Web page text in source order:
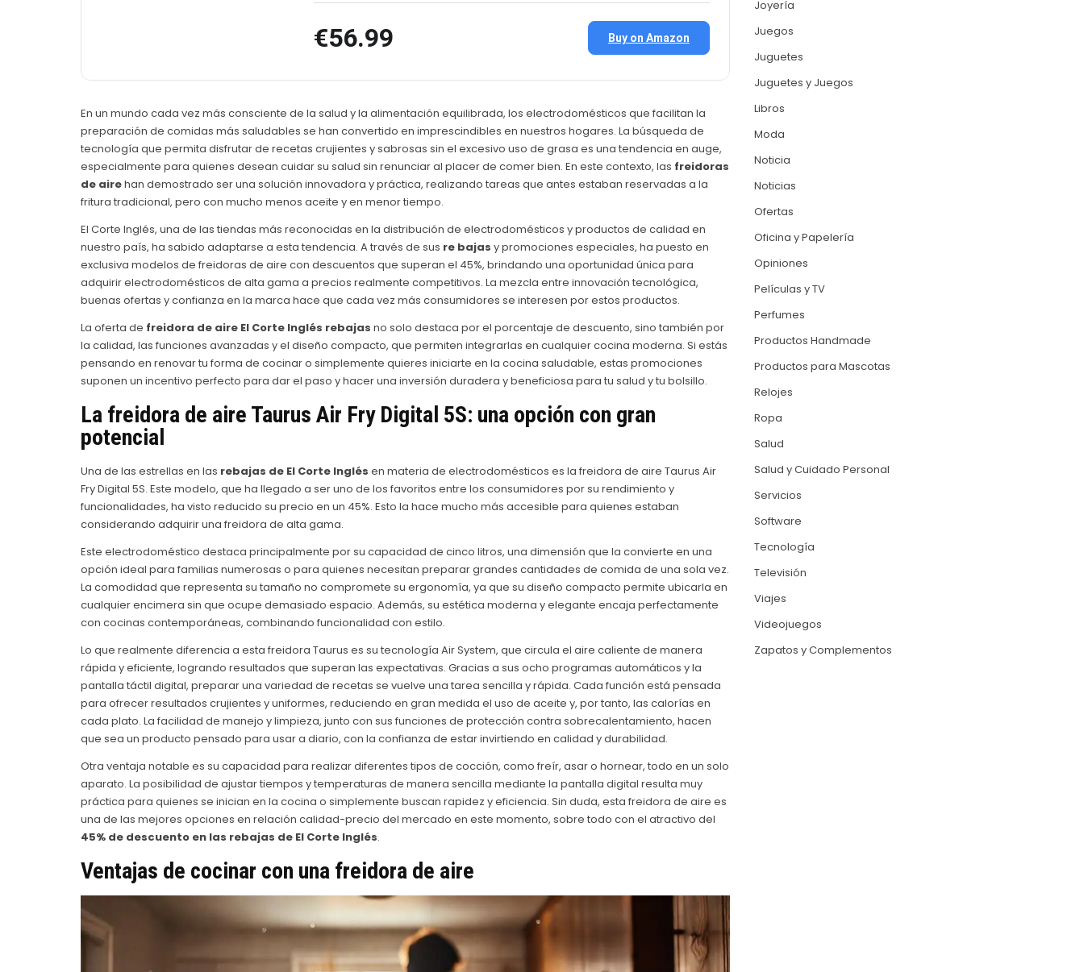
€56.99 Buy on Amazon
En un mundo cada vez más consciente de la salud y la alimentación equilibrada, los electrodomésticos que facilitan la
preparación de comidas más saludables se han convertido en imprescindibles en nuestros hogares. La búsqueda de
tecnología que permita disfrutar de recetas crujientes y sabrosas sin el excesivo uso de grasa es una tendencia en auge,
especialmente para quienes desean cuidar su salud sin renunciar al placer de comer bien. En este contexto, las freidoras
de airehan demostrado ser una solución innovadora y práctica, realizando tareas que antes estaban reservadas a la
fritura tradicional, pero con mucho menos aceite y en menor tiempo.
El Corte Inglés, una de las tiendas más reconocidas en la distribución de electrodomésticos y productos de calidad en
nuestro país, ha sabido adaptarse a esta tendencia. A través de sus re bajas y promociones especiales, ha puesto en
exclusiva modelos de freidoras de aire con descuentos que superan el 45%, brindando una oportunidad única para
adquirir electrodomésticos de alta gama a precios realmente competitivos. La mezcla entre innovación tecnológica,
buenas ofertas y confianza en la marca hace que cada vez más consumidores se interesen por estos productos.
La oferta de freidora de aire El Corte Inglés rebajas no solo destaca por el porcentaje de descuento, sino también por
la calidad, las funciones avanzadas y el diseño compacto, que permiten integrarlas en cualquier cocina moderna. Si estás
pensando en renovar tu forma de cocinar o simplemente quieres iniciarte en la cocina saludable, estas promociones
suponen un incentivo perfecto para dar el paso y hacer una inversión duradera y beneficiosa para tu salud y tu bolsillo.
La freidora de aire Taurus Air Fry Digital 5S: una opción con gran
potencial
Una de las estrellas en las rebajas de El Corte Inglés en materia de electrodomésticos es la freidora de aire Taurus Air
Fry Digital 5S. Este modelo, que ha llegado a ser uno de los favoritos entre los consumidores por su rendimiento y
funcionalidades, ha visto reducido su precio en un 45%. Esto la hace mucho más accesible para quienes estaban
considerando adquirir una freidora de alta gama.
Este electrodoméstico destaca principalmente por su capacidad de cinco litros, una dimensión que la convierte en una
opción ideal para familias numerosas o para quienes necesitan preparar grandes cantidades de comida de una sola vez.
La comodidad que representa su tamaño no compromete su ergonomía, ya que su diseño compacto permite ubicarla en
cualquier encimera sin que ocupe demasiado espacio. Además, su estética moderna y elegante encaja perfectamente
con cocinas contemporáneas, combinando funcionalidad con estilo.
Lo que realmente diferencia a esta freidora Taurus es su tecnología Air System, que circula el aire caliente de manera
rápida y eficiente, logrando resultados que superan las expectativas. Gracias a sus ocho programas automáticos y la
pantalla táctil digital, preparar una variedad de recetas se vuelve una tarea sencilla y rápida. Cada función está pensada
para ofrecer resultados crujientes y uniformes, reduciendo en gran medida el uso de aceite y, por tanto, las calorías en
cada plato. La facilidad de manejo y limpieza, junto con sus funciones de protección contra sobrecalentamiento, hacen
que sea un producto pensado para usar a diario, con la confianza de estar invirtiendo en calidad y durabilidad.
Otra ventaja notable es su capacidad para realizar diferentes tipos de cocción, como freír, asar o hornear, todo en un solo
aparato. La posibilidad de ajustar tiempos y temperaturas de manera sencilla mediante la pantalla digital resulta muy
práctica para quienes se inician en la cocina o simplemente buscan rapidez y eficiencia. Sin duda, esta freidora de aire es
una de las mejores opciones en relación calidad-precio del mercado en este momento, sobre todo con el atractivo del
45% de descuento en las rebajas de El Corte Inglés.
Ventajas de cocinar con una freidora de aire
Joyería
Juegos
Juguetes
Juguetes y Juegos
Libros
Moda
Noticia
Noticias
Ofertas
Oficina y Papelería
Opiniones
Películas y TV
Perfumes
Productos Handmade
Productos para Mascotas
Relojes
Ropa
Salud
Salud y Cuidado Personal
Servicios
Software
Tecnología
Televisión
Viajes
Videojuegos
Zapatos y Complementos